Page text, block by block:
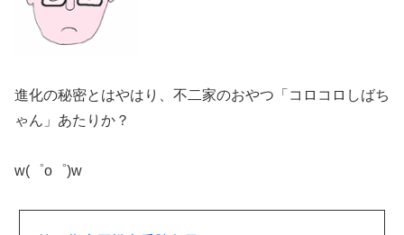
進化の秘密とはやはり、不二家のおやつ「コロコロしばち
ゃん」あたりか？
w(゜o゜)w